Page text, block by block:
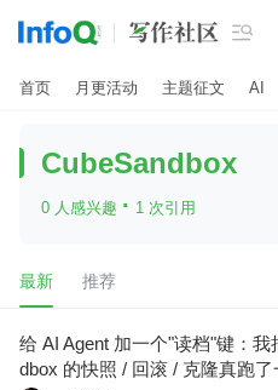

首页 月更活动 主题征文 AI
CubeSandbox
0 人感兴趣 · 1 次引用
最新 推荐
给 AI Agent 加一个"读档"键：我
dbox 的快照 / 回滚 / 克隆真跑了